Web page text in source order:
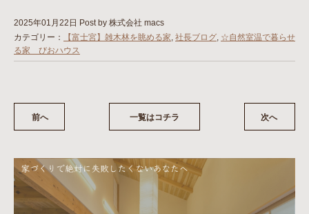
2025年01月22日 Post by 株式会社 macs
カテゴリー：
【富士宮】雑木林を眺める家 社長ブログ ☆自然室温で暮らせ
る家 びおハウス
前へ 一覧はコチラ 次へ